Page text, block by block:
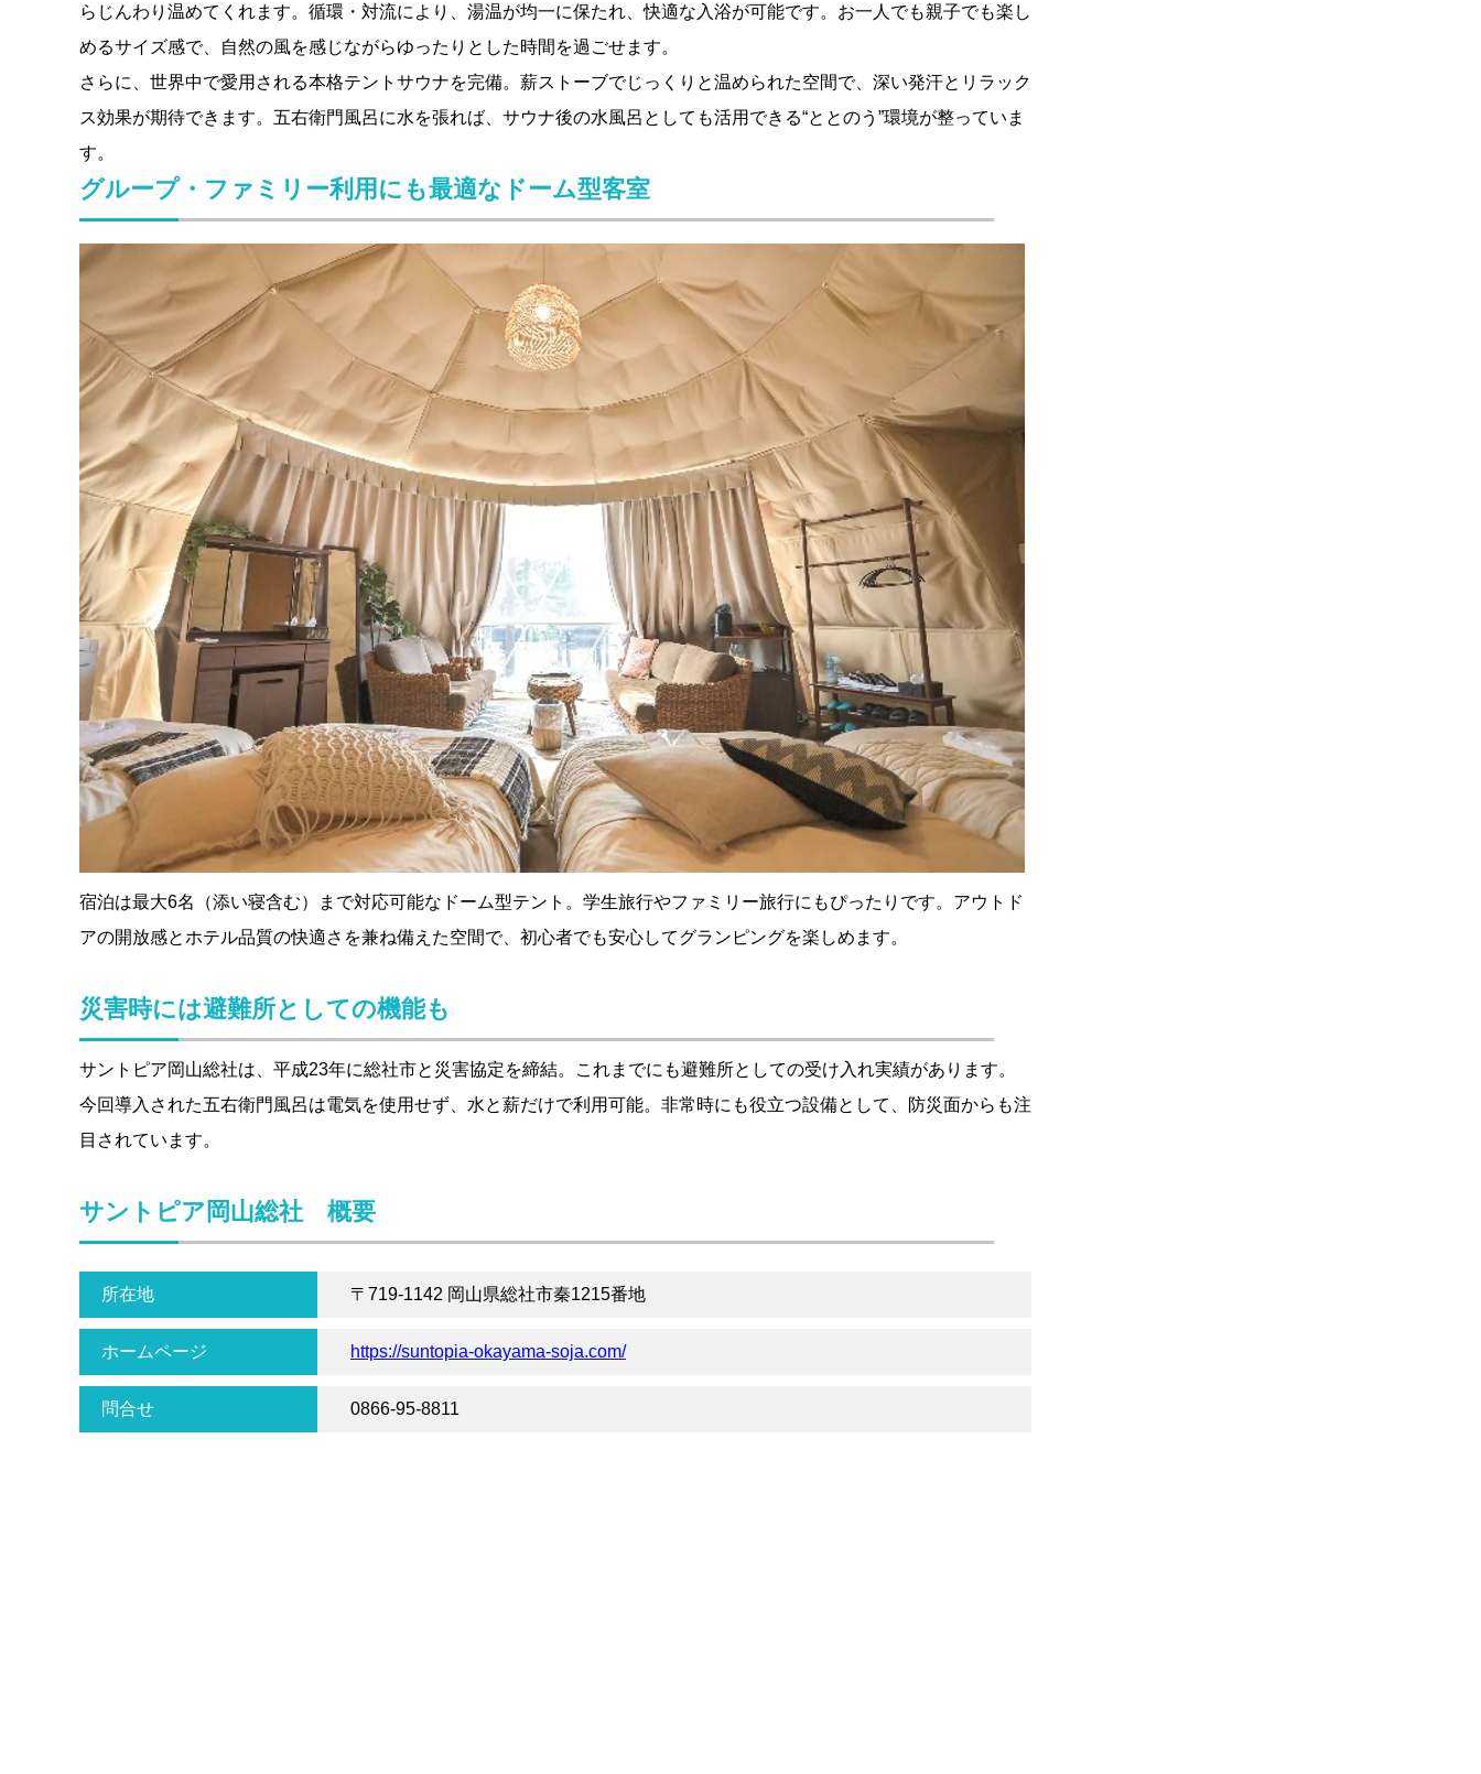
らじんわり温めてくれます。循環・対流により、湯温が均一に保たれ、快適な入浴が可能です。お一人でも親子でも楽し
めるサイズ感で、自然の風を感じながらゆったりとした時間を過ごせます。
さらに、世界中で愛用される本格テントサウナを完備。薪ストーブでじっくりと温められた空間で、深い発汗とリラック
ス効果が期待できます。五右衛門風呂に水を張れば、サウナ後の水風呂としても活用できる“ととのう”環境が整っていま
す。
グループ・ファミリー利用にも最適なドーム型客室
宿泊は最大6名（添い寝含む）まで対応可能なドーム型テント。学生旅行やファミリー旅行にもぴったりです。アウトド
アの開放感とホテル品質の快適さを兼ね備えた空間で、初心者でも安心してグランピングを楽しめます。
災害時には避難所としての機能も
サントピア岡山総社は、平成23年に総社市と災害協定を締結。これまでにも避難所としての受け入れ実績があります。
今回導入された五右衛門風呂は電気を使用せず、水と薪だけで利用可能。非常時にも役立つ設備として、防災面からも注
目されています。
サントピア岡山総社 概要
所在地 〒719-1142 岡山県総社市秦1215番地
ホームページ https://suntopia-okayama-soja.com/
問合せ 0866-95-8811